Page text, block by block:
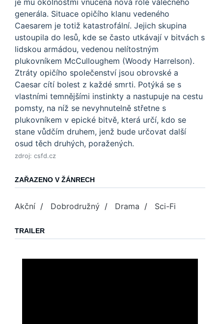
je mu okolnostmi vnucena nová role válečného
generála. Situace opičího klanu vedeného
Caesarem je totiž katastrofální. Jejich skupina
ustoupila do lesů, kde se často utkávají v bitvách s
lidskou armádou, vedenou nelítostným
plukovníkem McCulloughem (Woody Harrelson).
Ztráty opičího společenství jsou obrovské a
Caesar cítí bolest z každé smrti. Potýká se s
vlastními temnějšími instinkty a nastupuje na cestu
pomsty, na níž se nevyhnutelně střetne s
plukovníkem v epické bitvě, která určí, kdo se
stane vůdčím druhem, jenž bude určovat další
osud těch druhých, poražených.
zdroj: csfd.cz
ZAŘAZENO V ŽÁNRECH
Akční / Dobrodružný / Drama / Sci-Fi
TRAILER